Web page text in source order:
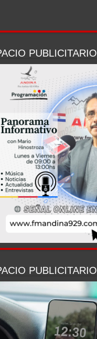
PUBLICITARIO
PUBLICITARIO